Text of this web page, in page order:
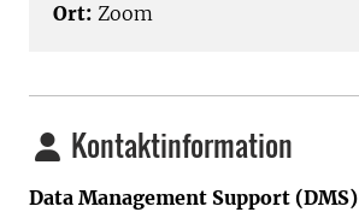
Ort: Zoom
Kontaktinformation
Data Management Support (DMS)